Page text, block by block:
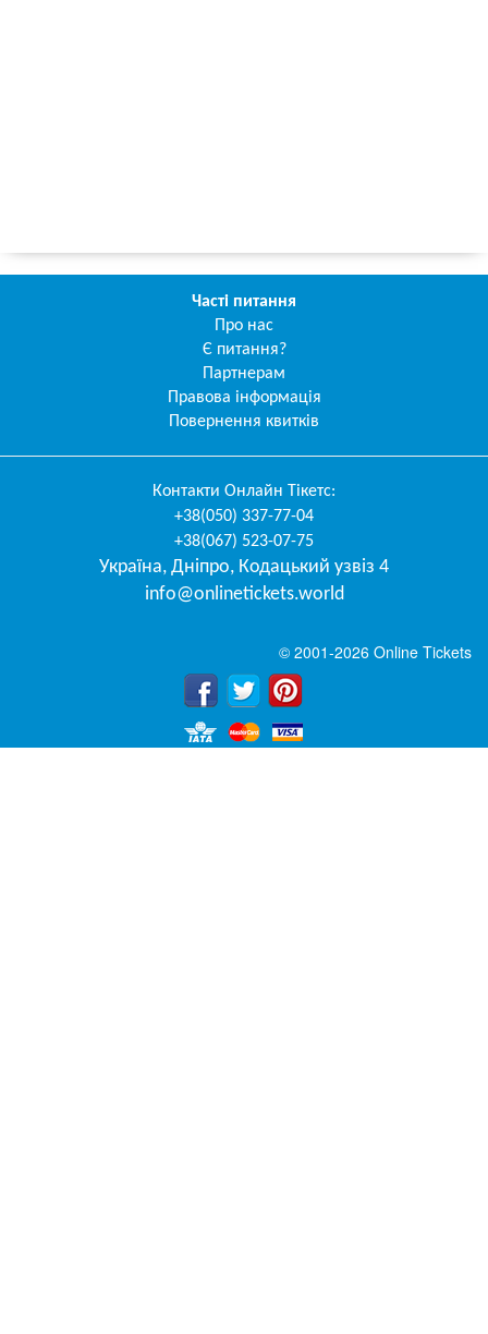
Часті питання
Про нас
Є питання?
Партнерам
Правова інформація
Повернення квитків
Контакти Онлайн Тікетс:
+38(050) 337-77-04
+38(067) 523-07-75
Україна, Дніпро, Кодацький узвіз 4
info@onlinetickets.world
© 2001-2026 Online Tickets